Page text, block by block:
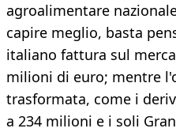
agroalimentare
capire meglio, basta
italiano fattura sul
milioni di euro; mentre
trasformata, come i
a 234 milioni e i soli